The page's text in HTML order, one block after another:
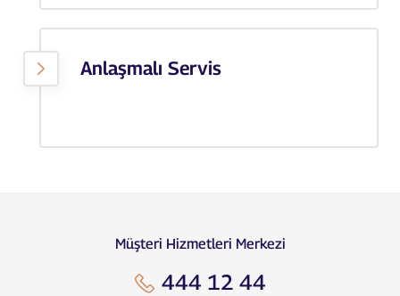
Anlaşmalı Servis
Müşteri Hizmetleri Merkezi
444 12 44